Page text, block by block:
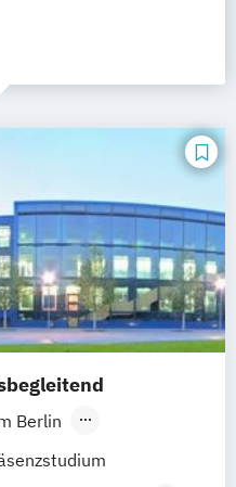
Berlin